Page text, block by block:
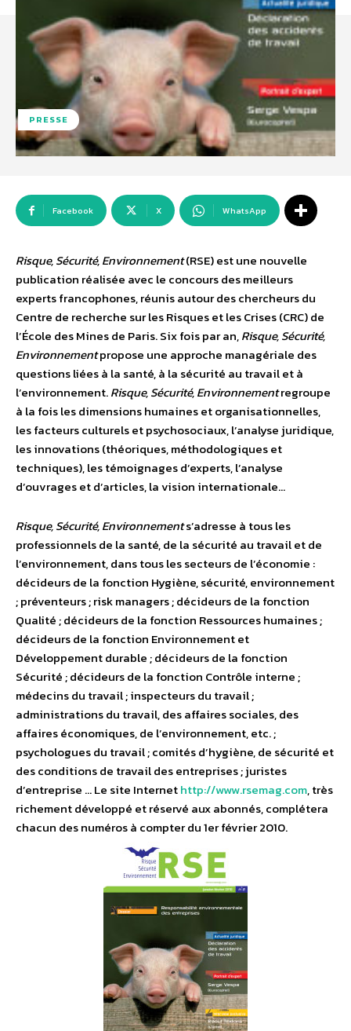
PRESSE
Facebook X WhatsApp
Risque, Sécurité, Environnement(RSE) est une nouvelle
publication réalisée avec le concours des meilleurs
experts francophones, réunis autour des chercheurs du
Centre de recherche sur les Risques et les Crises (CRC) de
l’École des Mines de Paris. Six fois par an,Risque, Sécurité,
Environnementpropose une approche managériale des
questions liées à la santé, à la sécurité au travail et à
l’environnement.Risque, Sécurité, Environnementregroupe
à la fois les dimensions humaines et organisationnelles,
les facteurs culturels et psychosociaux, l’analyse juridique,
les innovations (théoriques, méthodologiques et
techniques), les témoignages d’experts, l’analyse
d’ouvrages et d’articles, la vision internationale…
Risque, Sécurité, Environnements’adresse à tous les
professionnels de la santé, de la sécurité au travail et de
l’environnement, dans tous les secteurs de l’économie :
décideurs de la fonction Hygiène, sécurité, environnement
; préventeurs ; risk managers ; décideurs de la fonction
Qualité ; décideurs de la fonction Ressources humaines ;
décideurs de la fonction Environnement et
Développement durable ; décideurs de la fonction
Sécurité ; décideurs de la fonction Contrôle interne ;
médecins du travail ; inspecteurs du travail ;
administrations du travail, des affaires sociales, des
affaires économiques, de l’environnement, etc. ;
psychologues du travail ; comités d’hygiène, de sécurité et
des conditions de travail des entreprises ; juristes
d’entreprise … Le site Internethttp://www.rsemag.com, très
richement développé et réservé aux abonnés, complétera
chacun des numéros à compter du 1er février 2010.